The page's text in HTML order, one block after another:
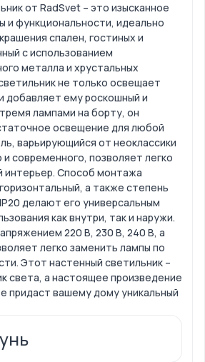
от RadSvet – это изысканное
и функциональности, идеально
спален, гостиных и
с использованием
металла и хрустальных
не только освещает
добавляет ему роскошный и
лампами на борту, он
освещение для любой
варьирующийся от неоклассики
и современного, позволяет легко
интерьер. Способ монтажа
а также степень
делают его универсальным
как внутри, так и наружи.
220 В, 230 В, 240 В, а
легко заменить лампы по
Этот настенный светильник –
света, а настоящее произведение
придаст вашему дому уникальный